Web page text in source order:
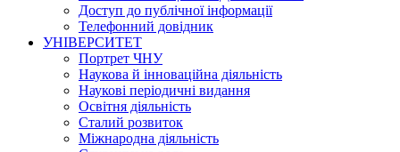
Доступ до публічної інформації
Телефонний довідник
УНІВЕРСИТЕТ
Портрет ЧНУ
Наукова й інноваційна діяльність
Наукові періодичні видання
Освітня діяльність
Сталий розвиток
Міжнародна діяльність